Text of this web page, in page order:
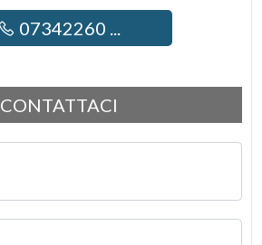
07342260 ...
CONTATTACI